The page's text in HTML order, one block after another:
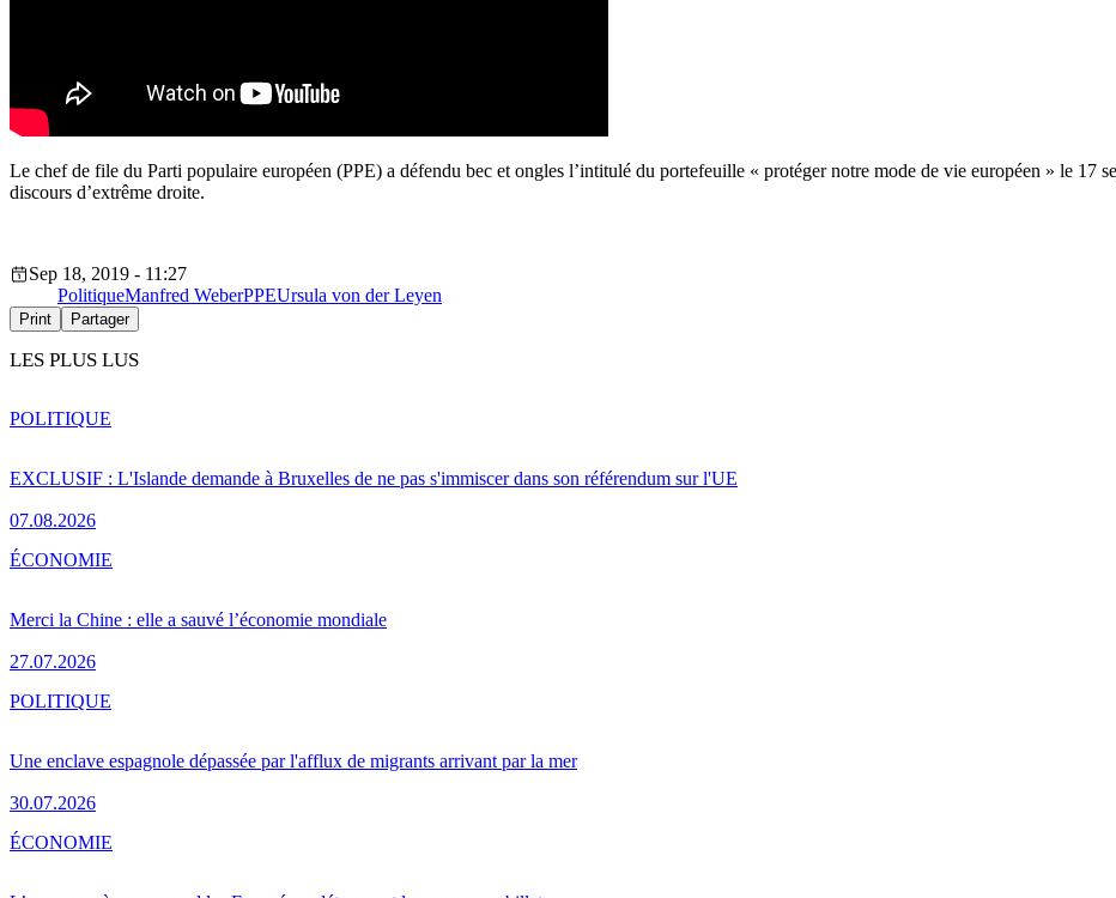
Le chef de file du Parti populaire européen (PPE) a défendu bec et ongles l’intitulé du portefeuille « protéger notre mode de vie européen » le 17
discours d’extrême droite.
Sep 18, 2019 - 11:27
PolitiqueManfred WeberPPEUrsula von der Leyen
Print Partager
LES PLUS LUS
EXCLUSIF : L'Islande demande à Bruxelles de ne pas s'immiscer dans son référendum sur l'UE
07.08.2026
POLITIQUE
Merci la Chine : elle a sauvé l’économie mondiale
27.07.2026
ÉCONOMIE
Une enclave espagnole dépassée par l'afflux de migrants arrivant par la mer
30.07.2026
POLITIQUE
ÉCONOMIE